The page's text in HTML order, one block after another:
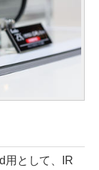
用として、IR